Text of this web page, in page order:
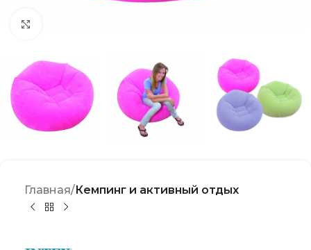
Главная Кемпинг и активный отдых